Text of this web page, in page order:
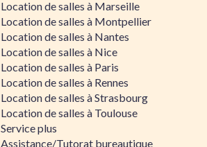
Location de salles à Marseille
Location de salles à Montpellier
Location de salles à Nantes
Location de salles à Nice
Location de salles à Paris
Location de salles à Rennes
Location de salles à Strasbourg
Location de salles à Toulouse
Service plus
Assistance/Tutorat bureautique